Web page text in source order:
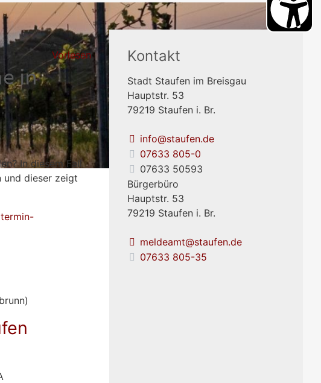
Vorlesen
in
In diesem Fall
und dieser zeigt
Kontakt
Stadt Staufen im Breisgau
Hauptstr. 53
79219 Staufen i. Br.
info@staufen.de
07633 805-0
07633 50593
Bürgerbüro
Hauptstr. 53
79219 Staufen i. Br.
meldeamt@staufen.de
07633 805-35